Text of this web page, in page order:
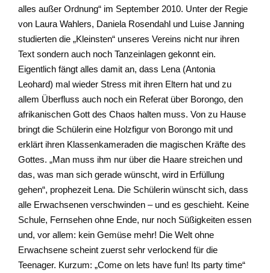
alles außer Ordnung“ im September 2010. Unter der Regie
von Laura Wahlers, Daniela Rosendahl und Luise Janning
studierten die „Kleinsten“ unseres Vereins nicht nur ihren
Text sondern auch noch Tanzeinlagen gekonnt ein.
Eigentlich fängt alles damit an, dass Lena (Antonia
Leohard) mal wieder Stress mit ihren Eltern hat und zu
allem Überfluss auch noch ein Referat über Borongo, den
afrikanischen Gott des Chaos halten muss. Von zu Hause
bringt die Schülerin eine Holzfigur von Borongo mit und
erklärt ihren Klassenkameraden die magischen Kräfte des
Gottes. „Man muss ihm nur über die Haare streichen und
das, was man sich gerade wünscht, wird in Erfüllung
gehen“, prophezeit Lena. Die Schülerin wünscht sich, dass
alle Erwachsenen verschwinden – und es geschieht. Keine
Schule, Fernsehen ohne Ende, nur noch Süßigkeiten essen
und, vor allem: kein Gemüse mehr! Die Welt ohne
Erwachsene scheint zuerst sehr verlockend für die
Teenager. Kurzum: „Come on lets have fun! Its party time“